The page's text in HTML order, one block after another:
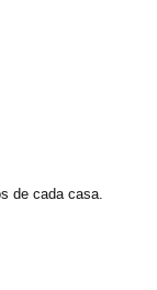
de cada casa.